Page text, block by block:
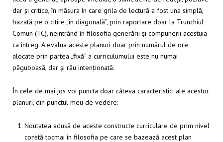
dar și critice, în măsura în care grila de lectură a fost una simplă,
bazată pe o citire „în diagonală”, prin raportare doar la Trunchiul
Comun (TC), neintrând în filosofia generării și compunerii acestuia
ca întreg. A evalua aceste planuri doar prin numărul de ore
alocate prin partea „fixă” a curriculumului este nu numai
păguboasă, dar și rău intenționată.
În cele de mai jos voi puncta doar câteva caracteristici ale acestor
planuri, din punctul meu de vedere:
Noutatea adusă de aceste constructe curriculare de prim nivel
constă tocmai în filosofia pe care se bazează acest plan